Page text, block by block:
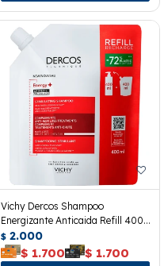
Vichy Dercos Shampoo
Energizante Anticaida Refill 400
Ml.
$ 2.000
$ 1.700 $ 1.700